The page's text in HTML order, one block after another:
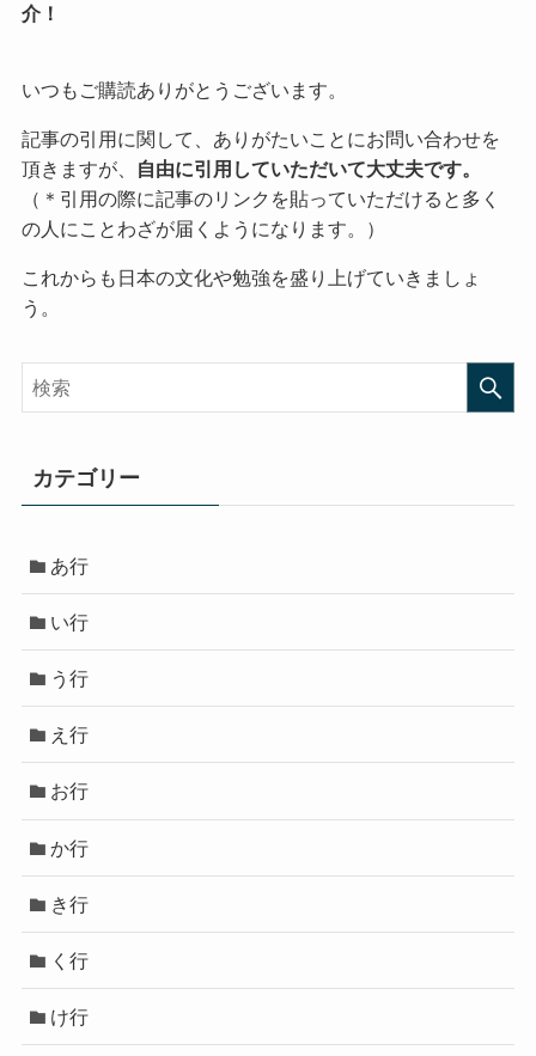
介！
いつもご購読ありがとうございます。
記事の引用に関して、ありがたいことにお問い合わせを
頂きますが、
自由に引用していただいて大丈夫です。
（＊引用の際に記事のリンクを貼っていただけると多く
の人にことわざが届くようになります。）
これからも日本の文化や勉強を盛り上げていきましょ
う。
カテゴリー
あ行
い行
う行
え行
お行
か行
き行
く行
け行